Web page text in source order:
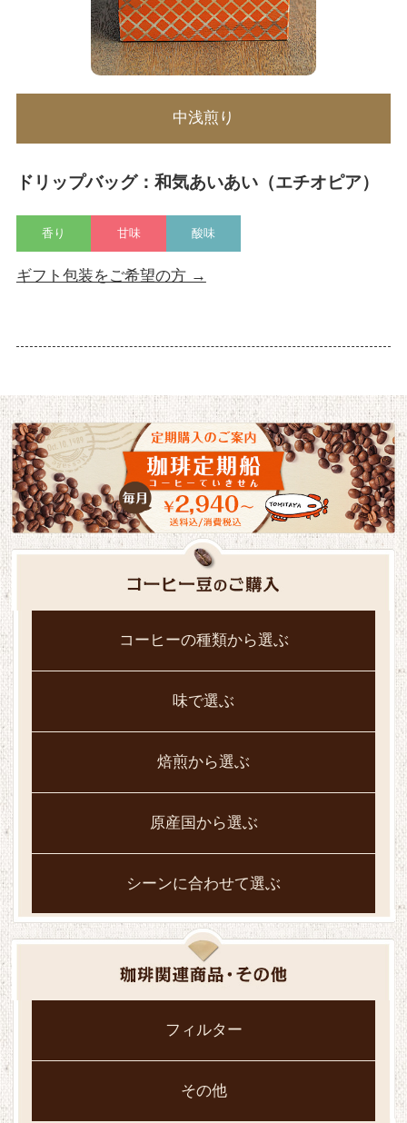
中浅煎り
ドリップバッグ：和気あいあい（エチオピア）
香り 甘味 酸味
ギフト包装をご希望の方 →
コーヒーの種類から選ぶ
味で選ぶ
焙煎から選ぶ
原産国から選ぶ
シーンに合わせて選ぶ
フィルター
その他